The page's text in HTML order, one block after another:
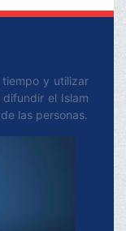
y utilizar
el Islam
las personas.